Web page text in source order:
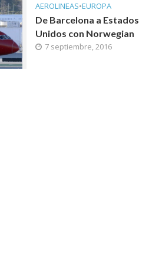
AEROLINEAS•EUROPA
De Barcelona a Estados
Unidos con Norwegian
7 septiembre, 2016